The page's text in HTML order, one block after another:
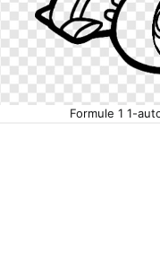
Formule 1 1-